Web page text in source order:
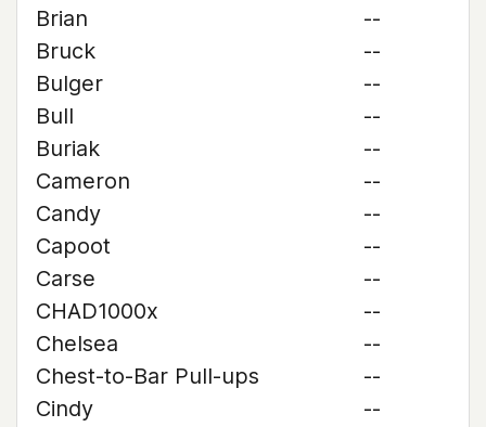
Brian
--
Bruck
--
Bulger
--
Bull
--
Buriak
--
Cameron
--
Candy
--
Capoot
--
Carse
--
CHAD1000x
--
Chelsea
--
Chest-to-Bar Pull-ups
--
Cindy
--